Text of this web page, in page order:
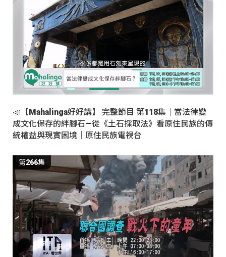
📣【Mahalinga好好講】 完整節目 第118集｜當法律變
成文化保存的絆腳石—從《土石採取法》看原住民族的傳
統權益與現實困境｜原住民族電視台
第266集